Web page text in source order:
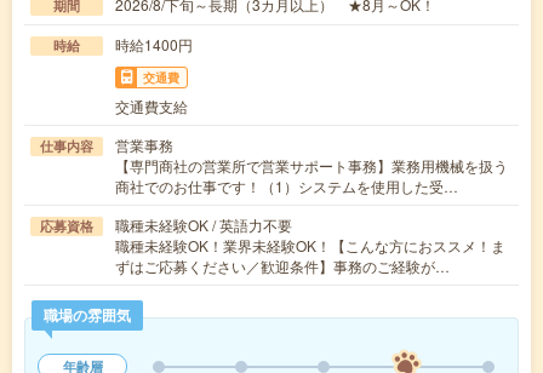
期間 2026/8/下旬～長期（3カ月以上） ★8月～OK！
時給 時給1400円
交通費
交通費支給
仕事内容
営業事務
【専門商社の営業所で営業サポート事務】業務用機械を扱う
商社でのお仕事です！（1）システムを使用した受…
応募資格
職種未経験OK / 英語力不要
職種未経験OK！業界未経験OK！【こんな方におススメ！ま
ずはご応募ください／歓迎条件】事務のご経験が…
職場の雰囲気
年齢層